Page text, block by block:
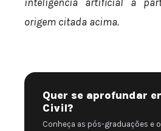
origem citada acima.
Quer se aprofundar
Civil?
Conheça as pós-graduações e